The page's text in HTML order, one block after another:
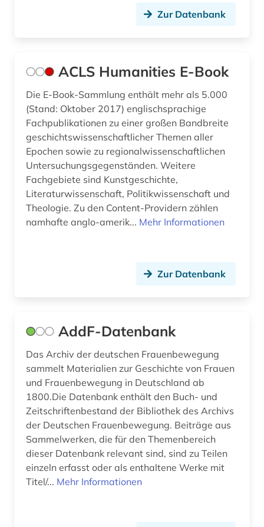
brežnev, leonid ilʹič | politiker (1)
british academy (1)
bruttoinlandsprodukt (1)
brüssel (1)
buchbestand (1)
bulgarien (2)
bundesarchiv (2)
bundeskanzleramt (1)
bundesregierung (3)
bundesrepublik deutschland (1)
bundesrepublik deutschland 1949-1990 (1)
bundesstiftung zur aufarbeitung der sed-
diktatur (1)
bundestagswahl (1)
bundesversammlung (1)
Zur Datenbank
ACLS Humanities E-Book
Die E-Book-Sammlung enthält mehr als 5.000
(Stand: Oktober 2017) englischsprachige
Fachpublikationen zu einer großen Bandbreite
geschichtswissenschaftlicher Themen aller
Epochen sowie zu regionalwissenschaftlichen
Untersuchungsgegenständen. Weitere
Fachgebiete sind Kunstgeschichte,
Literaturwissenschaft, Politikwissenschaft und
Theologie. Zu den Content-Providern zählen
namhafte anglo-amerik... Mehr Informationen
Zur Datenbank
AddF-Datenbank
Das Archiv der deutschen Frauenbewegung
sammelt Materialien zur Geschichte von Frauen
und Frauenbewegung in Deutschland ab
1800.Die Datenbank enthält den Buch- und
Zeitschriftenbestand der Bibliothek des Archivs
der Deutschen Frauenbewegung. Beiträge aus
Sammelwerken, die für den Themenbereich
dieser Datenbank relevant sind, sind zu Teilen
einzeln erfasst oder als enthaltene Werke mit
Titel/... Mehr Informationen